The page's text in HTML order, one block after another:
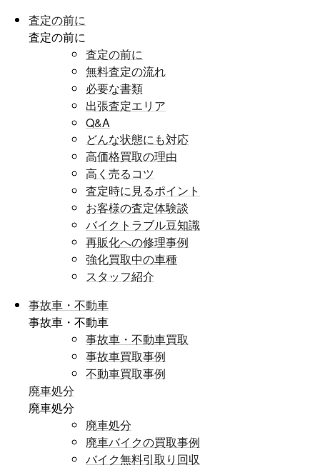
査定の前に
査定の前に
査定の前に
無料査定の流れ
必要な書類
出張査定エリア
Q&A
どんな状態にも対応
高価格買取の理由
高く売るコツ
査定時に見るポイント
お客様の査定体験談
バイクトラブル豆知識
再販化への修理事例
強化買取中の車種
スタッフ紹介
事故車・不動車
事故車・不動車
事故車・不動車買取
事故車買取事例
不動車買取事例
廃車処分
廃車処分
廃車処分
廃車バイクの買取事例
バイク無料引取り回収